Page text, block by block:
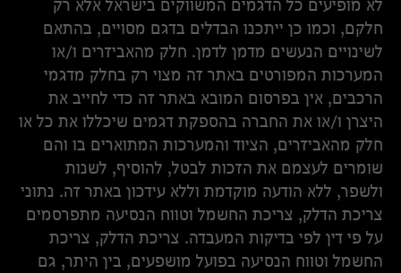
לא מופיעים כל הדגמים המשווקים בישראל אלא רק
חלקם, וכמו כן ייתכנו הבדלים בדגם מסויים, בהתאם
לשינויים הנעשים מדמן לדמן. חלק מהאביזרים ו/או
המערכות המפורטים באתר זה מצוי רק בחלק מדגמי
הרכבים, אין בפרסום המובא באתר זה כדי לחייב את
היצרן ו/או את החברה בהספקת דגמים שיכללו את כל או
חלק מהאביזרים, הציוד והמערכות המתוארים בו והם
שומרים לעצמם את הזכות לבטל, להוסיף, לשנות
ולשפר, ללא הודעה מוקדמת וללא עידכון באתר זה. נתוני
צריכת הדלק, צריכת החשמל וטווח הנסיעה מתפרסמים
על פי דין לפי בדיקות המעבדה. צריכת הדלק, צריכת
החשמל וטווח הנסיעה בפועל מושפעים, בין היתר, גם